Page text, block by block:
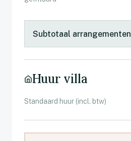
Subtotaal arrangementen
Huur villa
Standaard huur (incl. btw)